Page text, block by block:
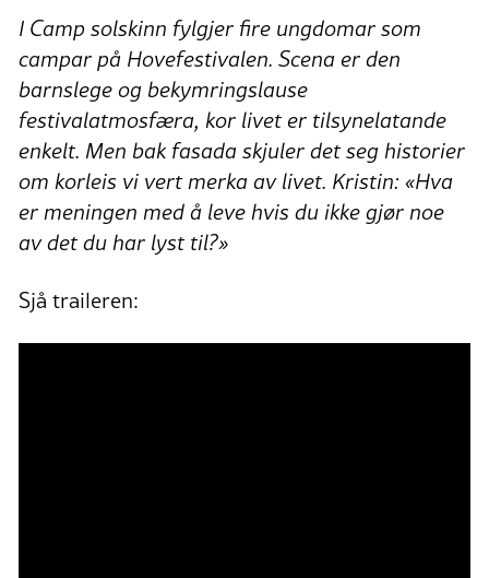
I Camp solskinn fylgjer fire ungdomar som
campar på Hovefestivalen. Scena er den
barnslege og bekymringslause
festivalatmosfæra, kor livet er tilsynelatande
enkelt. Men bak fasada skjuler det seg historier
om korleis vi vert merka av livet. Kristin: «Hva
er meningen med å leve hvis du ikke gjør noe
av det du har lyst til?»
Sjå traileren: